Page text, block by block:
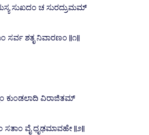
ಸುಖದಂ ಚ ಸುರದ್ರುಮಮ್
ಸರ್ವ ಶತೃ ನಿವಾರಣಂ ||೧||
ಕುಂಡಲಾದಿ ವಿರಾಜಿತಮ್
ಸತಾಂ ವೈ ಧೃಢಮಾವಹೇ ||೨||